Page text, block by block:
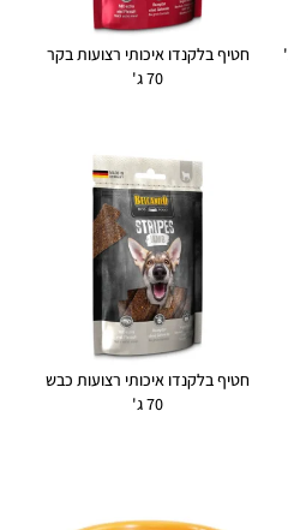
חטיף בלקנדו איכותי רצועות בקר
70 ג'
חטיף בלקנדו איכותי רצועות כבש
70 ג'